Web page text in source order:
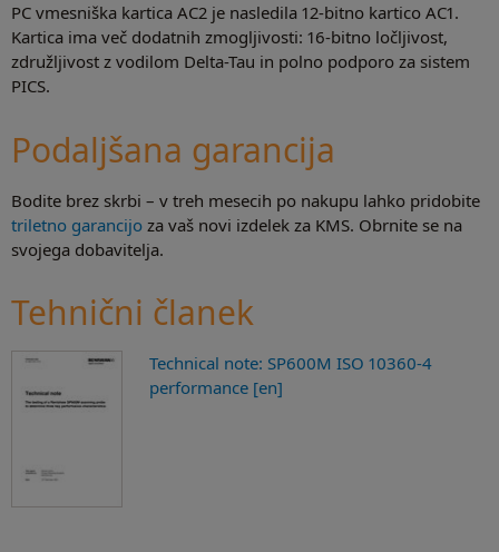
PC vmesniška kartica AC2 je nasledila 12-bitno kartico AC1.
Kartica ima več dodatnih zmogljivosti: 16-bitno ločljivost,
združljivost z vodilom Delta-Tau in polno podporo za sistem
PICS.
Podaljšana garancija
Bodite brez skrbi – v treh mesecih po nakupu lahko pridobite
triletno garancijo za vaš novi izdelek za KMS. Obrnite se na
svojega dobavitelja.
Tehnični članek
Technical note: SP600M ISO 10360-4
performance [en]